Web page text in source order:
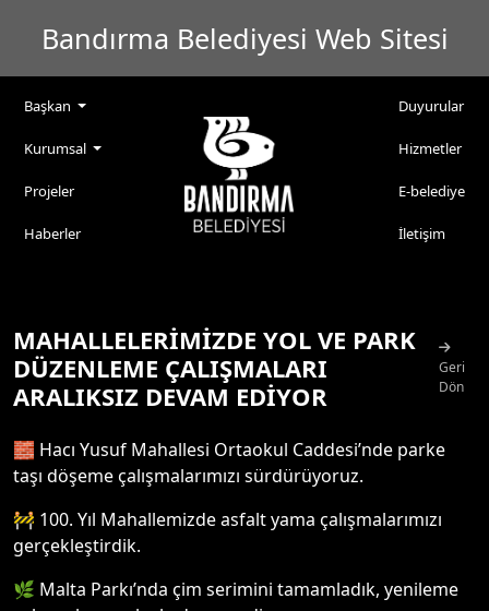
Bandırma Belediyesi Web Sitesi
Başkan
Kurumsal
Projeler
Haberler
Duyurular
Hizmetler
E-belediye
İletişim
MAHALLELERİMİZDE YOL VE PARK
DÜZENLEME ÇALIŞMALARI
ARALIKSIZ DEVAM EDİYOR
Geri
Dön
🧱 Hacı Yusuf Mahallesi Ortaokul Caddesi’nde parke
taşı döşeme çalışmalarımızı sürdürüyoruz.
🚧 100. Yıl Mahallemizde asfalt yama çalışmalarımızı
gerçekleştirdik.
🌿 Malta Parkı’nda çim serimini tamamladık, yenileme